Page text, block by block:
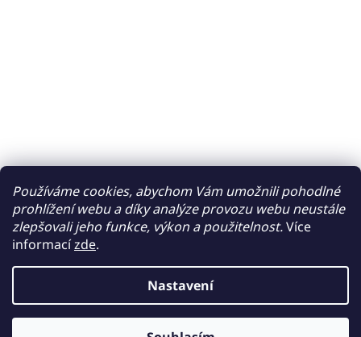
Používáme cookies, abychom Vám umožnili pohodlné
prohlížení webu a díky analýze provozu webu neustále
zlepšovali jeho funkce, výkon a použitelnost.Více
informacízde.
Nastavení